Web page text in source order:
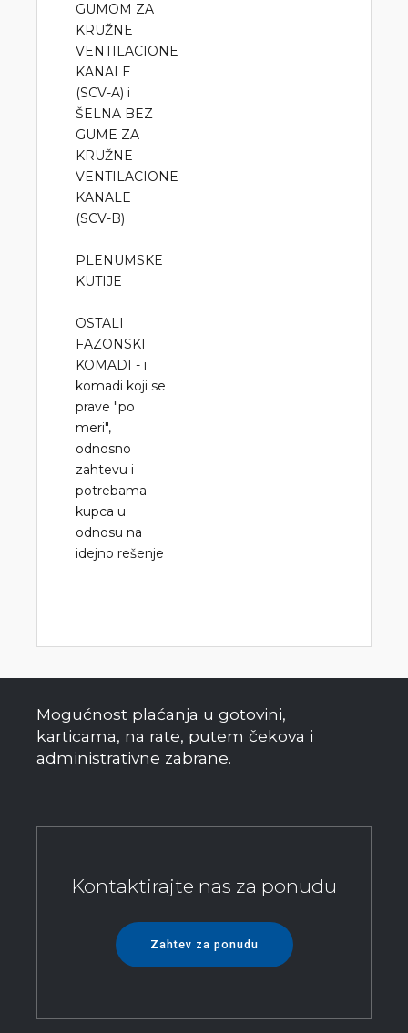
GUMOM ZA
KRUŽNE
VENTILACIONE
KANALE
(SCV-A) i
ŠELNA BEZ
GUME ZA
KRUŽNE
VENTILACIONE
KANALE
(SCV-B)
PLENUMSKE
KUTIJE
OSTALI
FAZONSKI
KOMADI - i
komadi koji se
prave "po
meri",
odnosno
zahtevu i
potrebama
kupca u
odnosu na
idejno rešenje
Mogućnost plaćanja u gotovini,
karticama, na rate, putem čekova i
administrativne zabrane.
Kontaktirajte nas za ponudu
Zahtev za ponudu